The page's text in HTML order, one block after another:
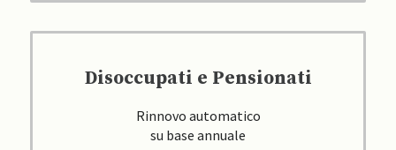
Disoccupati e Pensionati
Rinnovo automatico
su base annuale